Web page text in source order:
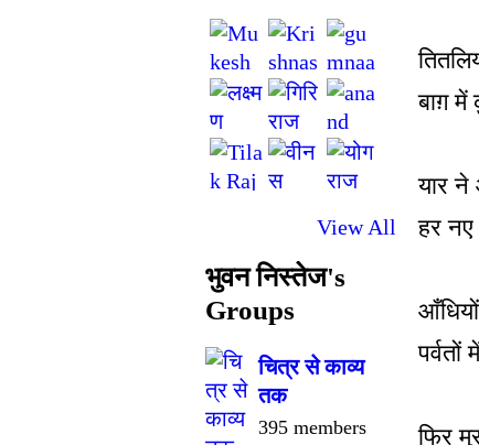
View All
भुवन निस्तेज's
Groups
चित्र से काव्य
तक
395 members
बाग़
यार ने
हर
पर्वतों
फिर